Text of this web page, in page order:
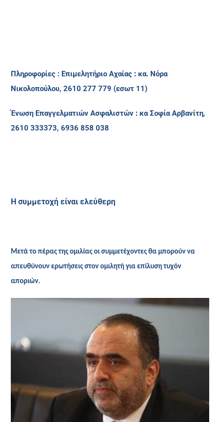
Πληροφορίες : Επιμελητήριο Αχαίας : κα. Νόρα
Νικολοπούλου, 2610 277 779 (εσωτ 11)
Ένωση Επαγγελματιών Ασφαλιστών : κα Σοφία Αρβανίτη,
2610 333373, 6936 858 038
Η συμμετοχή είναι ελεύθερη
Μετά το πέρας της ομιλίας οι συμμετέχοντες θα μπορούν να
απευθύνουν ερωτήσεις στον ομιλητή για επίλυση τυχόν
αποριών.